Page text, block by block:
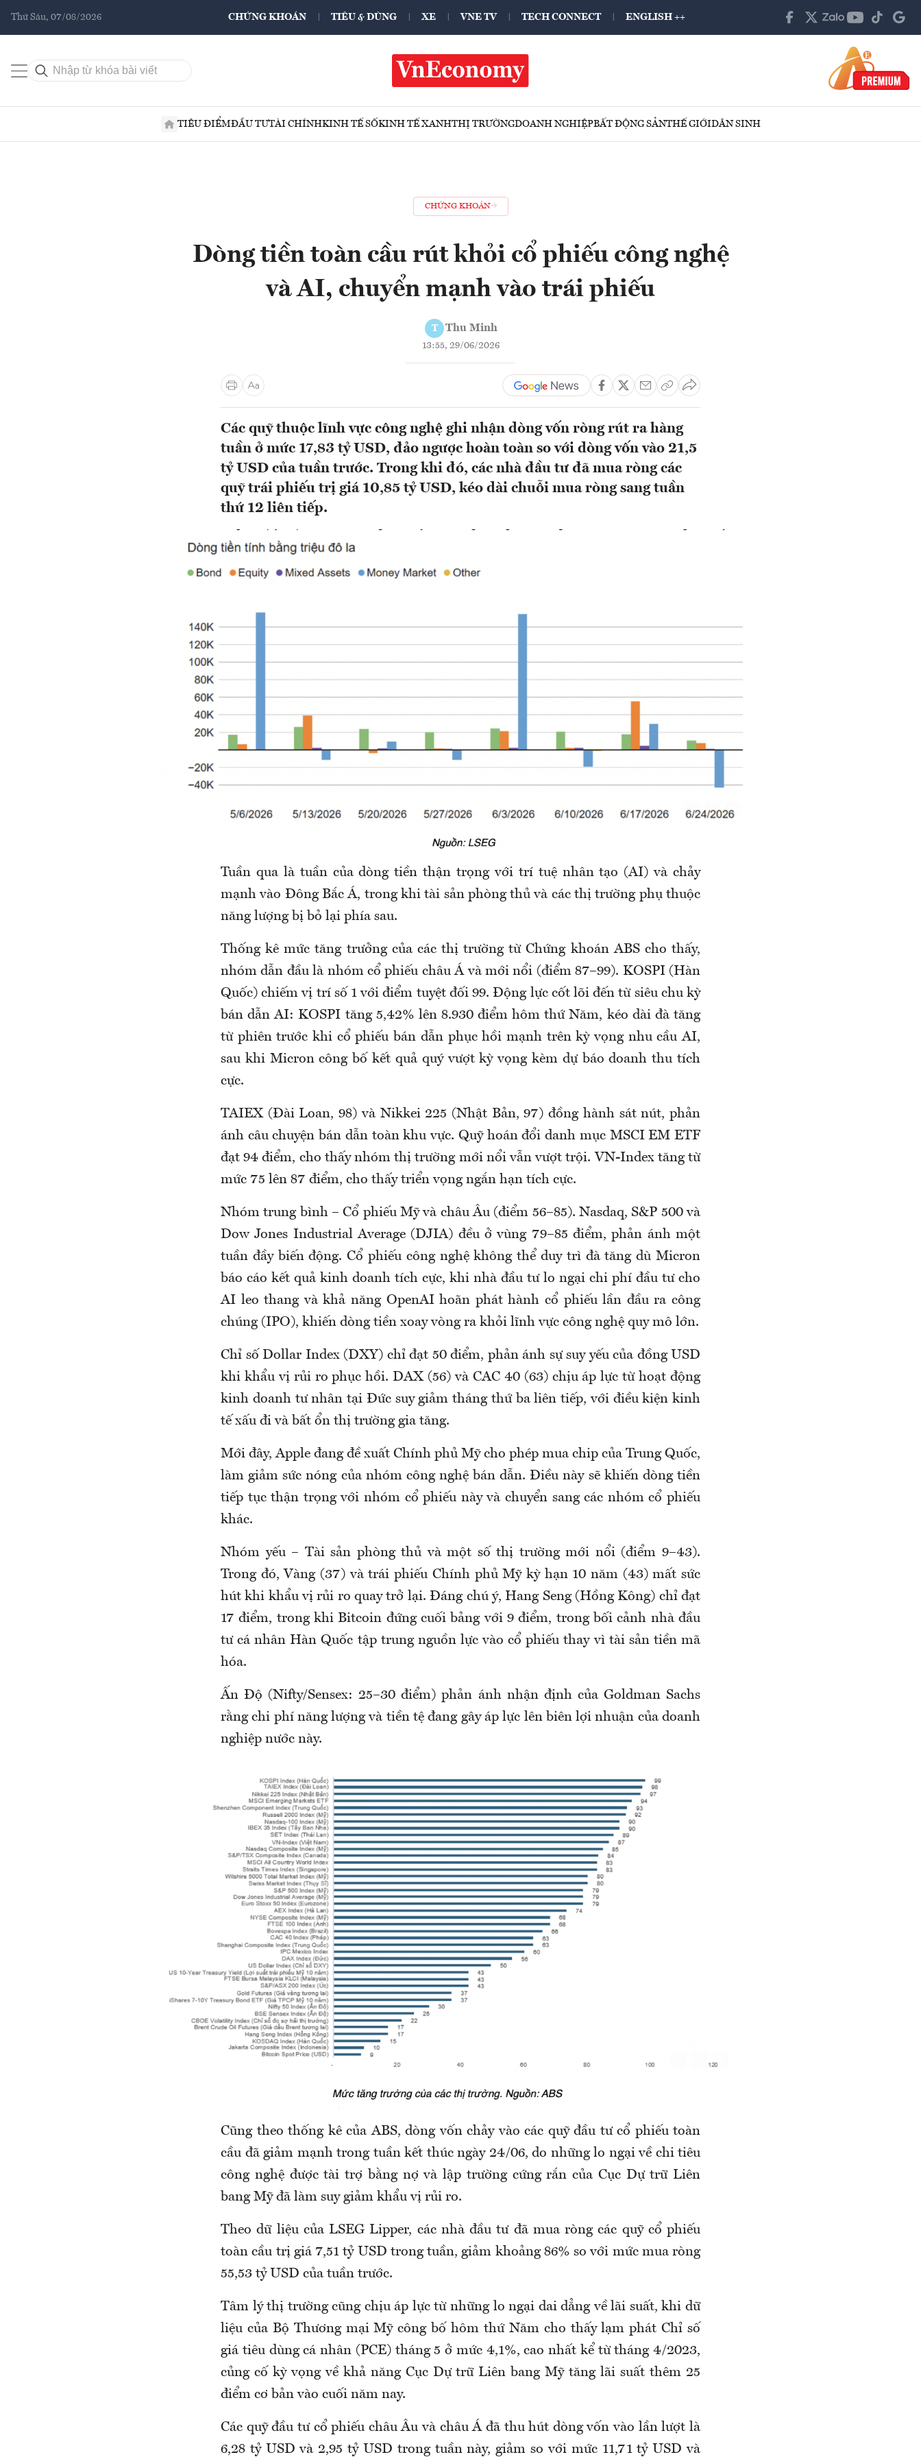
Thứ Sáu, 07/08/2026 CHỨNG KHOÁN TIÊU & DÙNG XE VNE TV TECH CONNECT ENGLISH ++
TIÊU ĐIỂMĐẦU TƯTÀI CHÍNHKINH TẾ SỐKINH TẾ XANHTHỊ TRƯỜNGDOANH NGHIỆPBẤT ĐỘNG SẢNTHẾ GIỚIDÂN SINH
CHỨNG KHOÁN
Dòng tiền toàn cầu rút khỏi cổ phiếu công nghệ
và AI, chuyển mạnh vào trái phiếu
T Thu Minh
13:55, 29/06/2026
Các quỹ thuộc lĩnh vực công nghệ ghi nhận dòng vốn ròng rút ra hàng
tuần ở mức 17,83 tỷ USD, đảo ngược hoàn toàn so với dòng vốn vào 21,5
tỷ USD của tuần trước. Trong khi đó, các nhà đầu tư đã mua ròng các
quỹ trái phiếu trị giá 10,85 tỷ USD, kéo dài chuỗi mua ròng sang tuần
thứ 12 liên tiếp.
Tuần qua là tuần của dòng tiền thận trọng với trí tuệ nhân tạo (AI) và chảy
mạnh vào Đông Bắc Á, trong khi tài sản phòng thủ và các thị trường phụ thuộc
năng lượng bị bỏ lại phía sau.
Thống kê mức tăng trưởng của các thị trường từ Chứng khoán ABS cho thấy,
nhóm dẫn đầu là nhóm cổ phiếu châu Á và mới nổi (điểm 87–99). KOSPI (Hàn
Quốc) chiếm vị trí số 1 với điểm tuyệt đối 99. Động lực cốt lõi đến từ siêu chu kỳ
bán dẫn AI: KOSPI tăng 5,42% lên 8.930 điểm hôm thứ Năm, kéo dài đà tăng
từ phiên trước khi cổ phiếu bán dẫn phục hồi mạnh trên kỳ vọng nhu cầu AI,
sau khi Micron công bố kết quả quý vượt kỳ vọng kèm dự báo doanh thu tích
cực.
TAIEX (Đài Loan, 98) và Nikkei 225 (Nhật Bản, 97) đồng hành sát nút, phản
ánh câu chuyện bán dẫn toàn khu vực. Quỹ hoán đổi danh mục MSCI EM ETF
đạt 94 điểm, cho thấy nhóm thị trường mới nổi vẫn vượt trội. VN-Index tăng từ
mức 75 lên 87 điểm, cho thấy triển vọng ngắn hạn tích cực.
Nhóm trung bình – Cổ phiếu Mỹ và châu Âu (điểm 56–85). Nasdaq, S&P 500 và
Dow Jones Industrial Average (DJIA) đều ở vùng 79–85 điểm, phản ánh một
tuần đầy biến động. Cổ phiếu công nghệ không thể duy trì đà tăng dù Micron
báo cáo kết quả kinh doanh tích cực, khi nhà đầu tư lo ngại chi phí đầu tư cho
AI leo thang và khả năng OpenAI hoãn phát hành cổ phiếu lần đầu ra công
chúng (IPO), khiến dòng tiền xoay vòng ra khỏi lĩnh vực công nghệ quy mô lớn.
Chỉ số Dollar Index (DXY) chỉ đạt 50 điểm, phản ánh sự suy yếu của đồng USD
khi khẩu vị rủi ro phục hồi. DAX (56) và CAC 40 (63) chịu áp lực từ hoạt động
kinh doanh tư nhân tại Đức suy giảm tháng thứ ba liên tiếp, với điều kiện kinh
tế xấu đi và bất ổn thị trường gia tăng.
Mới đây, Apple đang đề xuất Chính phủ Mỹ cho phép mua chip của Trung Quốc,
làm giảm sức nóng của nhóm công nghệ bán dẫn. Điều này sẽ khiến dòng tiền
tiếp tục thận trọng với nhóm cổ phiếu này và chuyển sang các nhóm cổ phiếu
khác.
Nhóm yếu – Tài sản phòng thủ và một số thị trường mới nổi (điểm 9–43).
Trong đó, Vàng (37) và trái phiếu Chính phủ Mỹ kỳ hạn 10 năm (43) mất sức
hút khi khẩu vị rủi ro quay trở lại. Đáng chú ý, Hang Seng (Hồng Kông) chỉ đạt
17 điểm, trong khi Bitcoin đứng cuối bảng với 9 điểm, trong bối cảnh nhà đầu
tư cá nhân Hàn Quốc tập trung nguồn lực vào cổ phiếu thay vì tài sản tiền mã
hóa.
Ấn Độ (Nifty/Sensex: 25–30 điểm) phản ánh nhận định của Goldman Sachs
rằng chi phí năng lượng và tiền tệ đang gây áp lực lên biên lợi nhuận của doanh
nghiệp nước này.
Cũng theo thống kê của ABS, dòng vốn chảy vào các quỹ đầu tư cổ phiếu toàn
cầu đã giảm mạnh trong tuần kết thúc ngày 24/06, do những lo ngại về chi tiêu
công nghệ được tài trợ bằng nợ và lập trường cứng rắn của Cục Dự trữ Liên
bang Mỹ đã làm suy giảm khẩu vị rủi ro.
Theo dữ liệu của LSEG Lipper, các nhà đầu tư đã mua ròng các quỹ cổ phiếu
toàn cầu trị giá 7,51 tỷ USD trong tuần, giảm khoảng 86% so với mức mua ròng
55,53 tỷ USD của tuần trước.
Tâm lý thị trường cũng chịu áp lực từ những lo ngại dai dẳng về lãi suất, khi dữ
liệu của Bộ Thương mại Mỹ công bố hôm thứ Năm cho thấy lạm phát Chỉ số
giá tiêu dùng cá nhân (PCE) tháng 5 ở mức 4,1%, cao nhất kể từ tháng 4/2023,
củng cố kỳ vọng về khả năng Cục Dự trữ Liên bang Mỹ tăng lãi suất thêm 25
điểm cơ bản vào cuối năm nay.
Các quỹ đầu tư cổ phiếu châu Âu và châu Á đã thu hút dòng vốn vào lần lượt là
6,28 tỷ USD và 2,95 tỷ USD trong tuần này, giảm so với mức 11,71 tỷ USD và